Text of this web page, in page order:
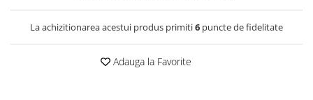
Aparate de gatit cu aburi
Aparate de preparat desert
Aparate de vidat
La achizitionarea acestui produs primiti6 puncte de fidelitate
Adauga la Favorite